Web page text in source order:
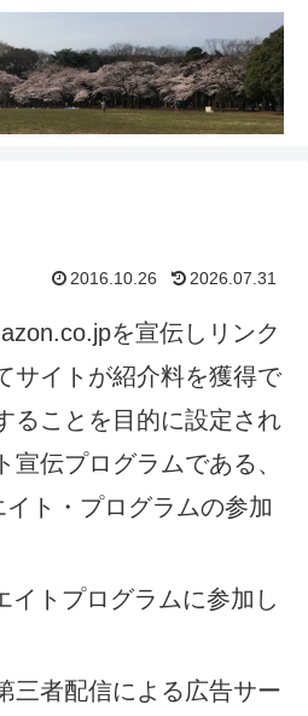
2016.10.26 2026.07.31
を宣伝しリンク
サイトが紹介料を獲得で
ることを目的に設定され
宣伝プログラムである、
ト・プログラムの参加
イトプログラムに参加し
三者配信による広告サー